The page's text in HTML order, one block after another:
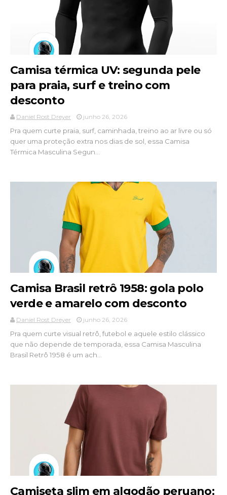
Camisa térmica UV: segunda pele
para praia, surf e treino com
desconto
Daniel Rost Dreyer junho 26, 2026
Pra quem curte praia, surf, caminhada, treino ao ar livre ou só
quer uma proteção extra nos dias de sol, essa Camisa
Térmica Masculina Segun...
Camisa Brasil retrô 1958: gola polo
verde e amarelo com desconto
Daniel Rost Dreyer junho 26, 2026
Pra quem curte visual retrô, futebol e aquele estilo clássico
que não depende de temporada, essa Camisa Masculina
Brasil Retrô 1958 é um ach...
Camiseta slim em algodão peruano: